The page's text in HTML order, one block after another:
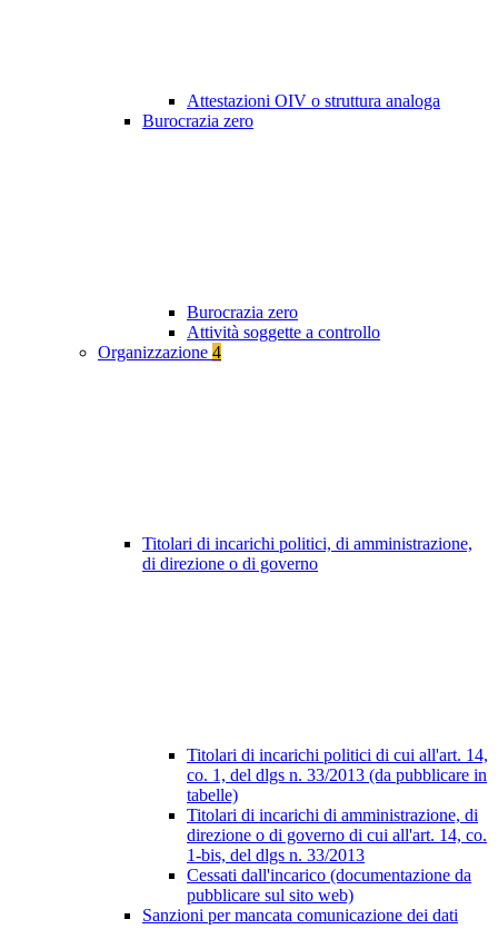
Attestazioni OIV o struttura analoga
Burocrazia zero
Burocrazia zero
Attività soggette a controllo
Organizzazione 4
Titolari di incarichi politici, di amministrazione,
di direzione o di governo
Titolari di incarichi politici di cui all'art. 14,
co. 1, del dlgs n. 33/2013 (da pubblicare in
tabelle)
Titolari di incarichi di amministrazione, di
direzione o di governo di cui all'art. 14, co.
1-bis, del dlgs n. 33/2013
Cessati dall'incarico (documentazione da
pubblicare sul sito web)
Sanzioni per mancata comunicazione dei dati